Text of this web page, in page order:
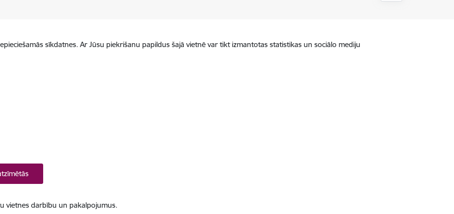
sīkdatnes. Ar Jūsu piekrišanu papildus šajā vietnē var tikt izmantotas statistikas un sociālo mediju
vietnes darbību un pakalpojumus.